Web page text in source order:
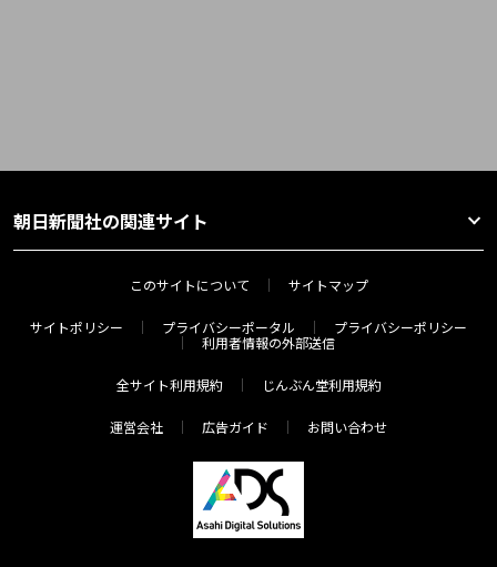
朝日新聞社の関連サイト
このサイトについて サイトマップ
サイトポリシー プライバシーポータル
プライバシーポリシー
利用者情報の外部送信
全サイト利用規約 じんぶん堂利用規約
運営会社 広告ガイド お問い合わせ